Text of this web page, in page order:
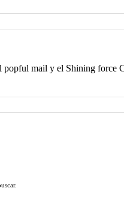
popful mail y el Shining force